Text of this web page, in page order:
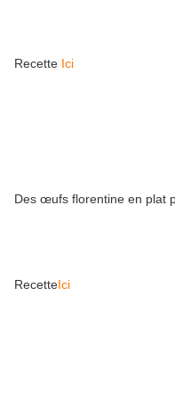
Recette Ici
Des œufs florentine en plat
RecetteIci